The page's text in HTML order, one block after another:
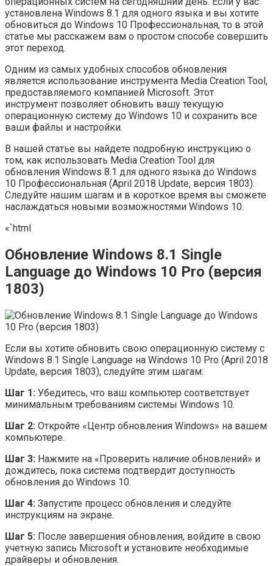
установлена Windows 8.1 для одного языка и вы хотите
обновиться до Windows 10 Профессиональная, то в этой
статье мы расскажем вам о простом способе совершить
этот переход.
Одним из самых удобных способов обновления
является использование инструмента Media Creation Tool,
предоставляемого компанией Microsoft. Этот
инструмент позволяет обновить вашу текущую
операционную систему до Windows 10 и сохранить все
ваши файлы и настройки.
В нашей статье вы найдете подробную инструкцию о
том, как использовать Media Creation Tool для
обновления Windows 8.1 для одного языка до Windows
10 Профессиональная (April 2018 Update, версия 1803).
Следуйте нашим шагам и в короткое время вы сможете
наслаждаться новыми возможностями Windows 10.
«`html
Обновление Windows 8.1 Single
Language до Windows 10 Pro (версия
1803)
Если вы хотите обновить свою операционную систему с
Windows 8.1 Single Language на Windows 10 Pro (April 2018
Update, версия 1803), следуйте этим шагам:
Шаг 1: Убедитесь, что ваш компьютер соответствует
минимальным требованиям системы Windows 10.
Шаг 2: Откройте «Центр обновления Windows» на вашем
компьютере.
Шаг 3: Нажмите на «Проверить наличие обновлений» и
дождитесь, пока система подтвердит доступность
обновления до Windows 10.
Шаг 4: Запустите процесс обновления и следуйте
инструкциям на экране.
Шаг 5: После завершения обновления, войдите в свою
учетную запись Microsoft и установите необходимые
драйверы и обновления.